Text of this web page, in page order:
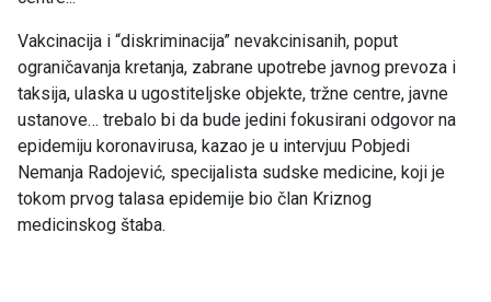
Vakcinacija i “diskriminacija” nevakcinisanih, poput
ograničavanja kretanja, zabrane upotrebe javnog prevoza i
taksija, ulaska u ugostiteljske objekte, tržne centre, javne
ustanove… trebalo bi da bude jedini fokusirani odgovor na
epidemiju koronavirusa, kazao je u intervjuu Pobjedi
Nemanja Radojević, specijalista sudske medicine, koji je
tokom prvog talasa epidemije bio član Kriznog
medicinskog štaba.